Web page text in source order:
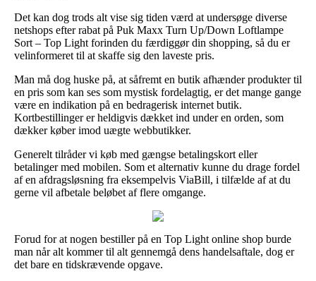
Det kan dog trods alt vise sig tiden værd at undersøge diverse
netshops efter rabat på Puk Maxx Turn Up/Down Loftlampe
Sort – Top Light forinden du færdiggør din shopping, så du er
velinformeret til at skaffe sig den laveste pris.
Man må dog huske på, at såfremt en butik afhænder produkter til
en pris som kan ses som mystisk fordelagtig, er det mange gange
være en indikation på en bedragerisk internet butik.
Kortbestillinger er heldigvis dækket ind under en orden, som
dækker køber imod uægte webbutikker.
Generelt tilråder vi køb med gængse betalingskort eller
betalinger med mobilen. Som et alternativ kunne du drage fordel
af en afdragsløsning fra eksempelvis ViaBill, i tilfælde af at du
gerne vil afbetale beløbet af flere omgange.
Forud for at nogen bestiller på en Top Light online shop burde
man når alt kommer til alt gennemgå dens handelsaftale, dog er
det bare en tidskrævende opgave.